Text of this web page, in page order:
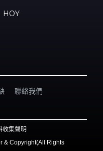
HOY
聯絡我們
收集聲明
& Copyright(All Rights